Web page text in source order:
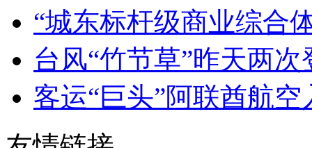
“城东标杆级商业综合
台风“竹节草”昨天两
客运“巨头”阿联酋航